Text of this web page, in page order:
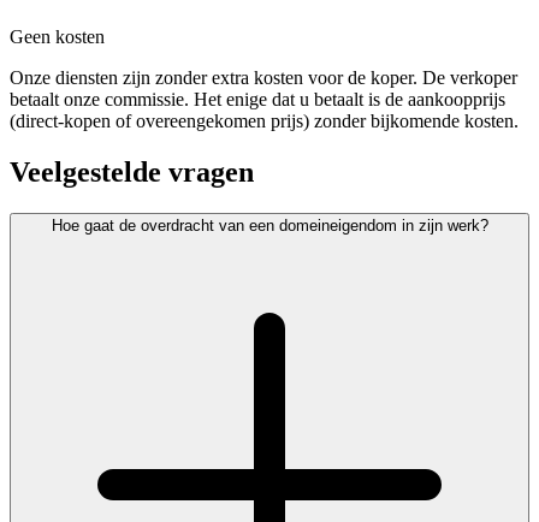
Geen kosten
Onze diensten zijn zonder extra kosten voor de koper. De verkoper
betaalt onze commissie. Het enige dat u betaalt is de aankoopprijs
(direct-kopen of overeengekomen prijs) zonder bijkomende kosten.
Veelgestelde vragen
Hoe gaat de overdracht van een domeineigendom in zijn werk?